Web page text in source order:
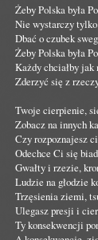
Żeby Polska była
Nie wystarczy
Dbać o czubek
Żeby Polska była
Każdy chciałby
Zderzyć się z
Twoje cierpienie,
Zobacz na innych
Czy rozpoznajesz
Odechce Ci się
Gwałty i rzezie,
Ludzie na głodzie
Trzęsienia ziemi,
Ulegasz presji i
Ty konsekwencji